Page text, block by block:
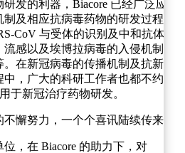
发的利器，Biacore 已经广泛应
制及相应抗病毒药物的研发过程
CoV 与受体的识别及中和抗体的
感以及埃博拉病毒的入侵机制及
在新冠病毒的传播机制及抗新冠
，广大的科研工作者也都不约而
于新冠治疗药物研发。
懈努力，一个个喜讯陆续传来。
，在 Biacore 的助力下，对